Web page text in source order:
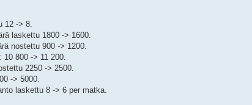
12 -> 8.
laskettu 1800 -> 1600.
nostettu 900 -> 1200.
800 -> 11 200.
2250 -> 2500.
-> 5000.
laskettu 8 -> 6 per matka.